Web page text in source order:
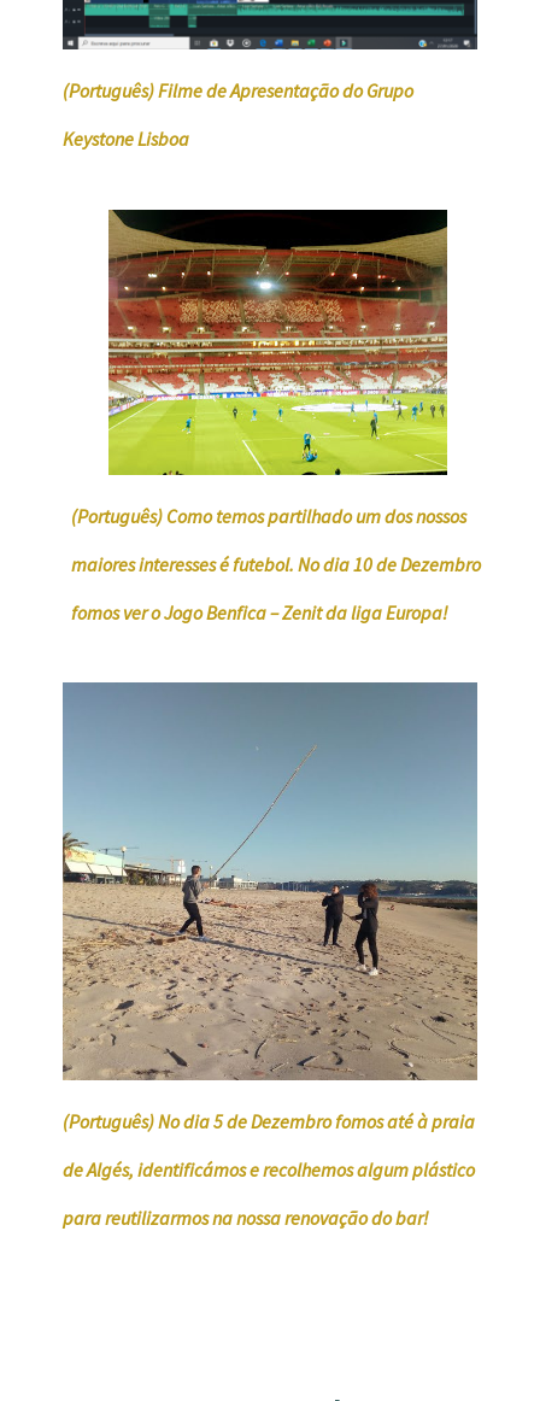
(Português) Filme de Apresentação do Grupo
Keystone Lisboa
(Português) Como temos partilhado um dos nossos
maiores interesses é futebol. No dia 10 de Dezembro
fomos ver o Jogo Benfica – Zenit da liga Europa!
(Português) No dia 5 de Dezembro fomos até à praia
de Algés, identificámos e recolhemos algum plástico
para reutilizarmos na nossa renovação do bar!